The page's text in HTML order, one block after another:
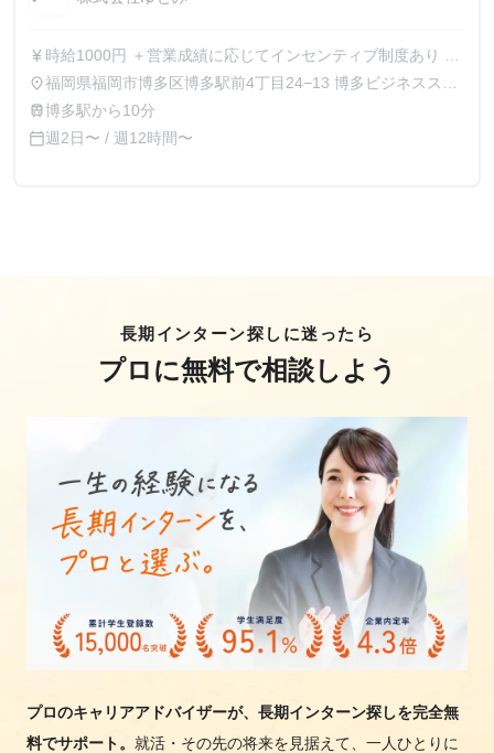
currency_yen 時給1000円 ＋営業成績に応じてインセンティブ制度あり ※
インセンティブ制度の詳細は面接時にご説明いたします。
place福岡県福岡市博多区博多駅前4丁目24−13 博多ビジネススク
エア6F
train博多駅から10分
calendar_today週2日〜 / 週12時間〜
長期インターン探しに迷ったら
プロに無料で相談しよう
プロのキャリアアドバイザーが、長期インターン探しを完全無
料でサポート。 就活・その先の将来を見据えて、一人ひとりに